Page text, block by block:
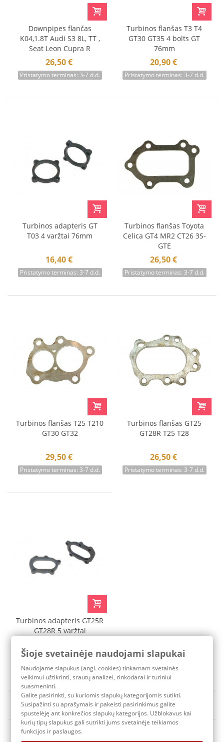
Downpipes flančas
K04,1.8T Audi S3 8L, TT ,
Seat Leon Cupra R
26,50 €
Pristatymo terminas: 3-7 d.d.
Turbinos flanšas T3 T4
GT30 GT35 4 bolts GT
76mm
20,90 €
Pristatymo terminas: 3-7 d.d.
Turbinos adapteris GT
T03 4 varžtai 76mm
16,40 €
Pristatymo terminas: 3-7 d.d.
Turbinos flanšas Toyota
Celica GT4 MR2 CT26 3S-
GTE
26,50 €
Pristatymo terminas: 3-7 d.d.
Turbinos flanšas T25 T210
GT30 GT32
29,50 €
Pristatymo terminas: 3-7 d.d.
Turbinos flanšas GT25
GT28R T25 T28
26,50 €
Pristatymo terminas: 3-7 d.d.
Turbinos adapteris GT25R
GT28R 5 varžtai
19,40 €
Pristatymo terminas: 3-7 d.d.
Rūšiuoti pagal
Šioje svetainėje naudojami slapukai
Naudojame slapukus (angl. cookies) tinkamam svetainės
veikimui užtikrinti, srautų analizei, rinkodarai ir turiniui
suasmeninti.
Galite pasirinkti, su kuriomis slapukų kategorijomis sutikti.
Susipažinti su aprašymais ir pakeisti pasirinkimus galite
spustelėję ant konkrečios slapukų kategorijos. Užblokavus kai
kurių tipų slapukus gali sutrikti jums svetainėje teikiamos
funkcijos ir paslaugos.